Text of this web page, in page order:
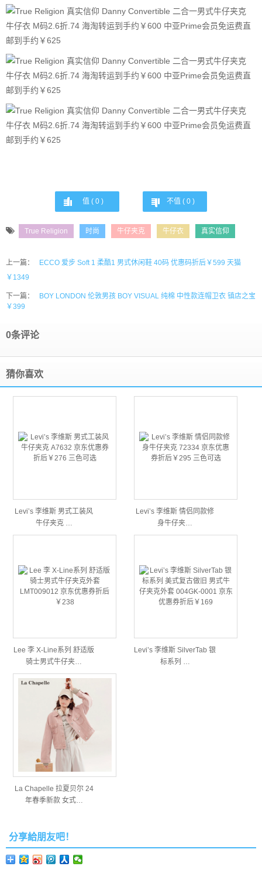
值 ( 0 ) 不值 ( 0 )
True Religion 时尚 牛仔夹克 牛仔衣 真实信仰
上一篇：
ECCO 爱步 Soft 1 柔酷1 男式休闲鞋 40码 优惠码折后￥599 天猫
￥1349
下一篇：
BOY LONDON 伦敦男孩 BOY VISUAL 纯棉 中性款连帽卫衣 镇店之宝
￥399
0条评论
猜你喜欢
Levi’s 李维斯 男式工装风
牛仔夹克 …
Levi’s 李维斯 情侣同款修
身牛仔夹…
Lee 李 X-Line系列 舒适版
骑士男式牛仔夹…
Levi’s 李维斯 SilverTab 银
标系列 …
La Chapelle 拉夏贝尔 24
年春季新款 女式…
分享給朋友吧！